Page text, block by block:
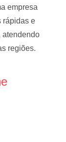
empresa
rápidas e
atendendo
regiões.